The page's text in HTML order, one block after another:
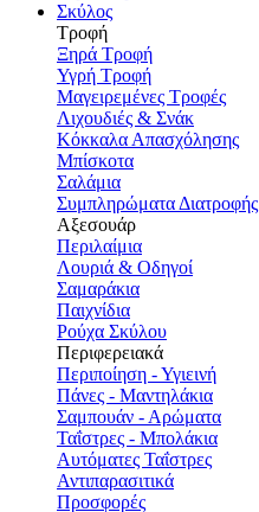
Σκύλος
Τροφή
Ξηρά Τροφή
Υγρή Τροφή
Μαγειρεμένες Τροφές
Λιχουδιές & Σνάκ
Κόκκαλα Απασχόλησης
Μπίσκοτα
Σαλάμια
Συμπληρώματα Διατροφής
Αξεσουάρ
Περιλαίμια
Λουριά & Οδηγοί
Σαμαράκια
Παιχνίδια
Ρούχα Σκύλου
Περιφερειακά
Περιποίηση - Υγιεινή
Πάνες - Μαντηλάκια
Σαμπουάν - Αρώματα
Ταΐστρες - Μπολάκια
Αυτόματες Ταΐστρες
Αντιπαρασιτικά
Προσφορές